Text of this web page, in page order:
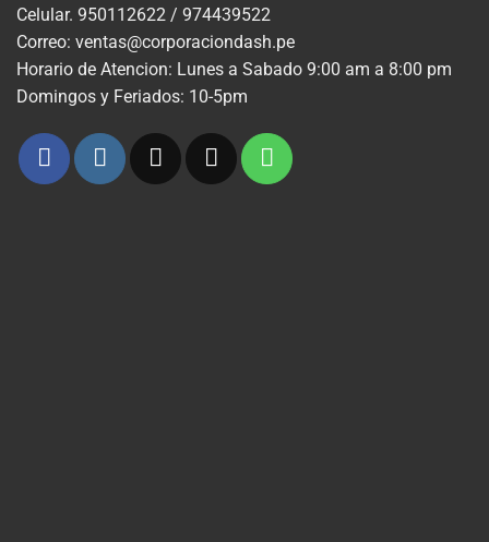
Celular. 950112622 / 974439522
Correo: ventas@corporaciondash.pe
Horario de Atencion: Lunes a Sabado 9:00 am a 8:00 pm
Domingos y Feriados: 10-5pm